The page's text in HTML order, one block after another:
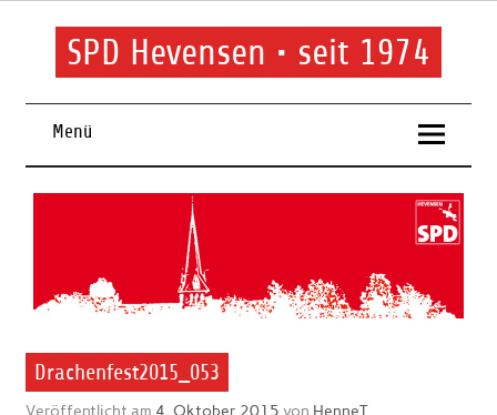
Skip
SPD Hevensen • seit 1974
Menü
Drachenfest2015_053
Veröffentlicht am 4. Oktober 2015 von HenneT